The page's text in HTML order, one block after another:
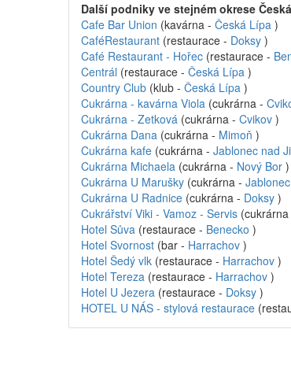
Další podniky ve stejném okrese
Cafe Bar Union (kavárna - Česká Lípa )
CaféRestaurant (restaurace - Doksy )
Café Restaurant - Hořec (restaurace -
Centrál (restaurace - Česká Lípa )
Country Club (klub - Česká Lípa )
Cukrárna - kavárna Viola (cukrárna -
Cukrárna - Zetková (cukrárna - Cvikov )
Cukrárna Dana (cukrárna - Mimoň )
Cukrárna kafe (cukrárna - Jablonec nad
Cukrárna Michaela (cukrárna - Nový Bor )
Cukrárna U Marušky (cukrárna -
Cukrárna U Radnice (cukrárna - Doksy )
Cukrářství Viki - Vamoz - Servis (cukrárna
Hotel Sůva (restaurace - Benecko )
Hotel Svornost (bar - Harrachov )
Hotel Šedý vlk (restaurace - Harrachov )
Hotel Tereza (restaurace - Harrachov )
Hotel U Jezera (restaurace - Doksy )
HOTEL U NÁS - stylová restaurace